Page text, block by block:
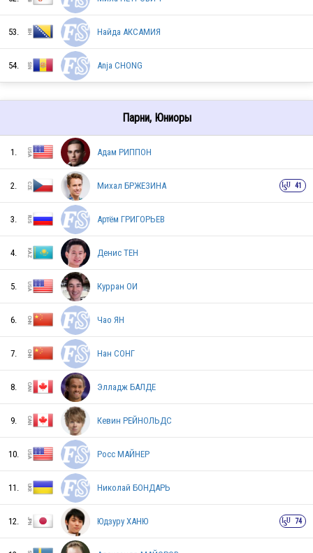
JPN
SUI
DEN
THA
NZL
SWE
NOR
POL
LTU
53. Найда АКСАМИЯ
54. Anja CHONG
Парни, Юниоры
1. Адам РИППОН
2. Михал БРЖЕЗИНА 41
3. Артём ГРИГОРЬЕВ
4. Денис ТЕН
5. Курран ОИ
6. Чао ЯН
7. Нан СОНГ
8. Элладж БАЛДЕ
9. Кевин РЕЙНОЛЬДС
10. Росс МАЙНЕР
11. Николай БОНДАРЬ
12. Юдзуру ХАНЮ 74